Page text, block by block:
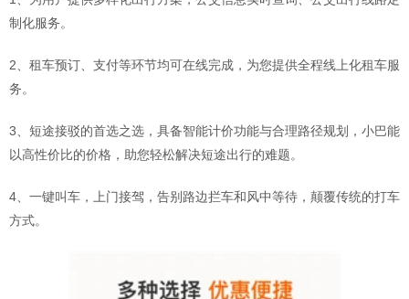
制化服务。
2、租车预订、支付等环节均可在线完成，为您提供全程线上化租车服
务。
3、短途接驳的首选之选，具备智能计价功能与合理路径规划，小巴能
以高性价比的价格，助您轻松解决短途出行的难题。
4、一键叫车，上门接驾，告别路边拦车和风中等待，颠覆传统的打车
方式。